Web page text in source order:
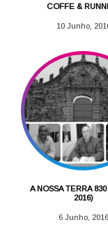
COFFE &
10 Junho,
A NOSSA TERRA
2016)
6 Junho, 2016